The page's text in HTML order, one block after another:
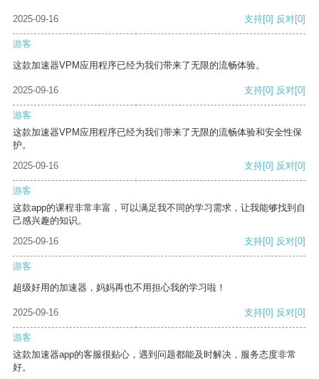
2025-09-16 支持[0] 反对[0]
游客
这款加速器VPM应用程序已经为我们带来了无限的流畅体验。
2025-09-16 支持[0] 反对[0]
游客
这款加速器VPM应用程序已经为我们带来了无限的流畅体验和安全性保
护。
2025-09-16
支持[0] 反对[0]
游客
这款app的课程非常丰富，可以满足我不同的学习需求，让我能够找到自
己感兴趣的知识。
2025-09-16
支持[0] 反对[0]
游客
超级好用的加速器，妈妈再也不用担心我的学习啦！
2025-09-16 支持[0] 反对[0]
游客
这款加速器app的客服很贴心，遇到问题都能及时解决，服务态度非常
好。